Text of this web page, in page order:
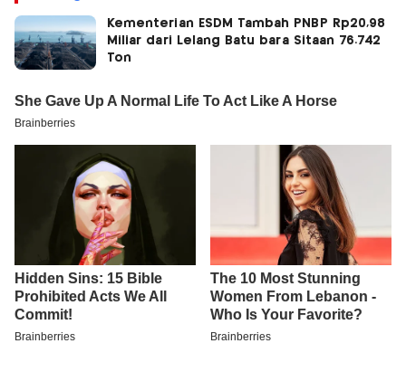
Kementerian ESDM Tambah PNBP Rp20,98
Miliar dari Lelang Batu bara Sitaan 76.742
Ton